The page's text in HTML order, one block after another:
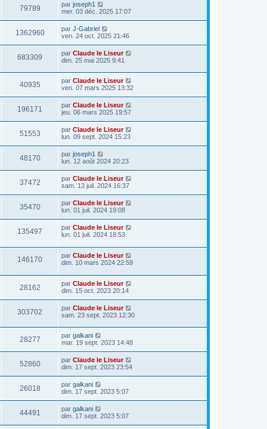
79789 par joseph1
mer. 03 déc. 2025 17:07
1362960 par J-Gabriel
ven. 24 oct. 2025 21:46
683309 par Claude le Liseur
dim. 25 mai 2025 9:41
40935 par Claude le Liseur
ven. 07 mars 2025 13:32
196171 par Claude le Liseur
jeu. 06 mars 2025 19:57
51553 par Claude le Liseur
lun. 09 sept. 2024 15:23
48170 par joseph1
lun. 12 août 2024 20:23
37472 par Claude le Liseur
sam. 13 juil. 2024 16:37
35470 par Claude le Liseur
lun. 01 juil. 2024 19:08
135497 par Claude le Liseur
lun. 01 juil. 2024 18:53
146170 par Claude le Liseur
dim. 10 mars 2024 22:59
28162 par Claude le Liseur
dim. 15 oct. 2023 20:14
303702 par Claude le Liseur
sam. 23 sept. 2023 12:30
28277 par galkani
mar. 19 sept. 2023 14:48
52860 par Claude le Liseur
dim. 17 sept. 2023 23:54
26018 par galkani
dim. 17 sept. 2023 5:07
44491 par galkani
dim. 17 sept. 2023 5:07